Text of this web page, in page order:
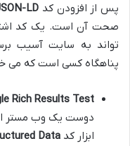
پس از افزودن کد LD
صحت آن است. یک کد
تواند به سایت آسیب
پناهگاه کسی است که می
Rich Results Test:
ابزار کد Data